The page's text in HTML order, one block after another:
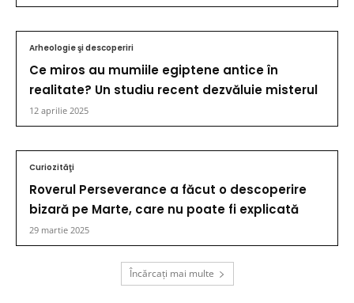
Arheologie şi descoperiri
Ce miros au mumiile egiptene antice în
realitate? Un studiu recent dezvăluie misterul
12 aprilie 2025
Curiozităţi
Roverul Perseverance a făcut o descoperire
bizară pe Marte, care nu poate fi explicată
29 martie 2025
Încărcați mai multe